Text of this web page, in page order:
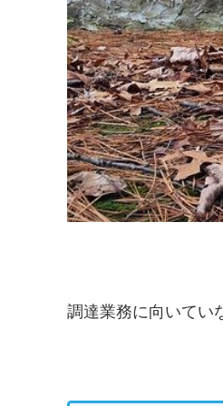
調達業務に向いてい